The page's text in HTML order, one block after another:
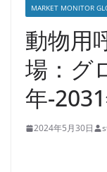
MARKET MONITOR
動物用
場：グ
年-
2024年5月30日